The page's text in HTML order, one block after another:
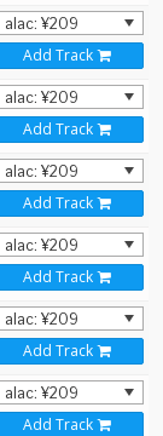
Add Track
Add Track
Add Track
Add Track
Add Track
Add Track